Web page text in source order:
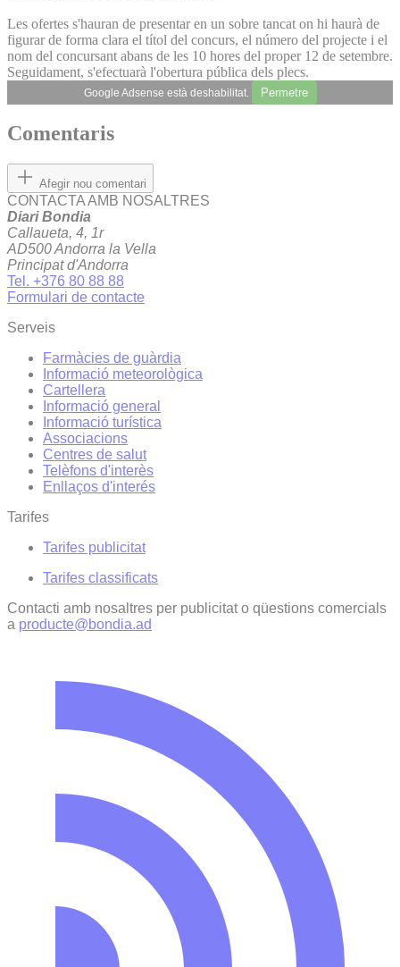
Les ofertes s'hauran de presentar en un sobre tancat on hi haurà de
figurar de forma clara el títol del concurs, el número del projecte i el
nom del concursant abans de les 10 hores del proper 12 de setembre.
Seguidament, s'efectuarà l'obertura pública dels plecs.
Google Adsense està deshabilitat. Permetre
Comentaris
Afegir nou comentari
CONTACTA AMB NOSALTRES
Diari Bondia
Callaueta, 4, 1r
AD500 Andorra la Vella
Principat d'Andorra
Tel. +376 80 88 88
Formulari de contacte
Serveis
Farmàcies de guàrdia
Informació meteorològica
Cartellera
Informació general
Informació turística
Associacions
Centres de salut
Telèfons d'interès
Enllaços d'interés
Tarifes
Tarifes publicitat
Tarifes classificats
Contacti amb nosaltres per publicitat o qüestions comercials
a producte@bondia.ad